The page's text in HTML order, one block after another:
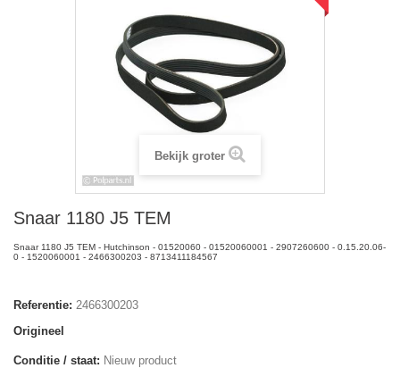
Bekijk groter
Snaar 1180 J5 TEM
Snaar 1180 J5 TEM - Hutchinson - 01520060 - 01520060001 - 2907260600 - 0.15.20.06-
0 - 1520060001 - 2466300203 - 8713411184567
Referentie: 2466300203
Origineel
Conditie / staat: Nieuw product